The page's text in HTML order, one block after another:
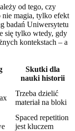
od tego, czy
nie magia, tylko efekt
badań Uniwersytetu
się tylko wtedy, gdy
kontekstach – a
Skutki dla
nauki historii
Trzeba dzielić
materiał na bloki
Spaced repetition
jest kluczem